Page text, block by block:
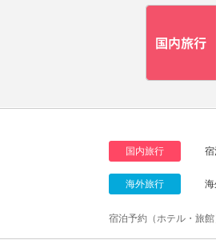
国内旅行
海外旅行 海
宿泊予約（ホテル・旅